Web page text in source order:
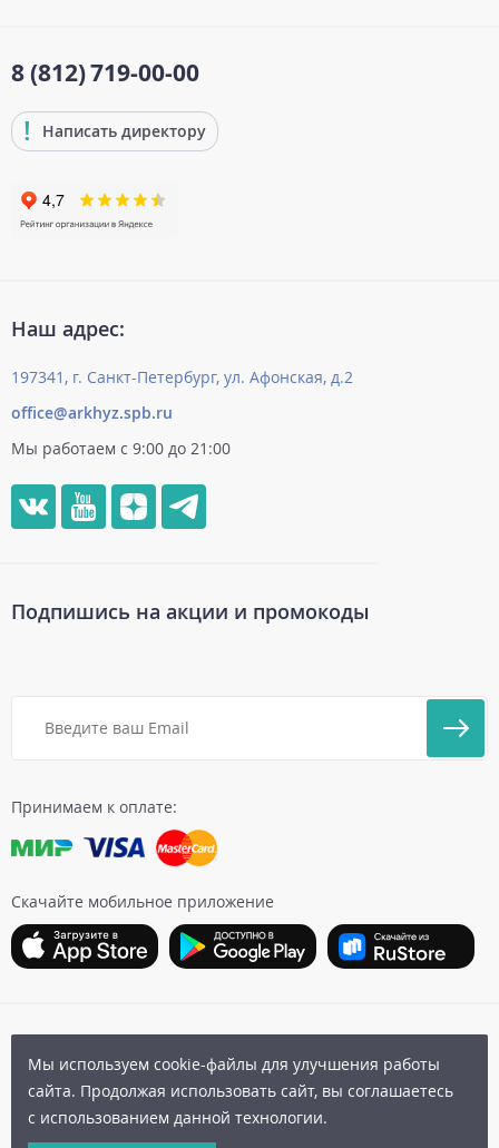
8 (812)719-00-00
Написать директору
Наш адрес:
197341, г. Санкт-Петербург, ул. Афонская, д.2
office@arkhyz.spb.ru
Мы работаем с 9:00 до 21:00
Принимаем к оплате:
Скачайте мобильное приложение
Подпишись на акции и промокоды
соглашение |Политика конфиденциальности |
Публичная оферта
Мы используем cookie-файлы для улучшения работы
сайта. Продолжая использовать сайт, вы соглашаетесь
с использованием данной технологии.